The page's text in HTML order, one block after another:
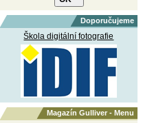
Doporučujeme
Škola digitální fotografie
Magazín Gulliver - Menu